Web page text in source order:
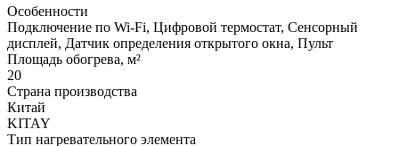
Особенности
Подключение по Wi-Fi, Цифровой термостат, Сенсорный
дисплей, Датчик определения открытого окна, Пульт
Площадь обогрева, м²
20
Страна производства
Китай
KITAY
Тип нагревательного элемента